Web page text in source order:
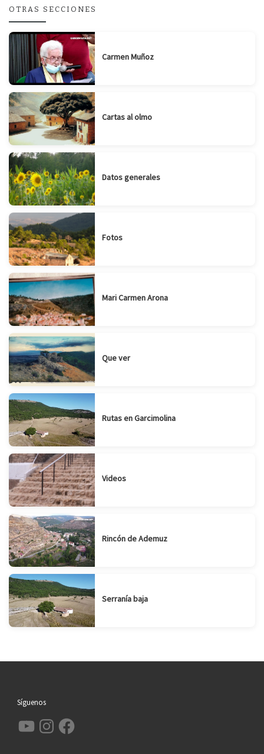
OTRAS SECCIONES
Carmen Muñoz
Cartas al olmo
Datos generales
Fotos
Mari Carmen Arona
Que ver
Rutas en Garcimolina
Videos
Rincón de Ademuz
Serranía baja
Síguenos
YouTube InstagramFacebook